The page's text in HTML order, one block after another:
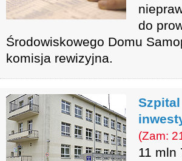
do
Środowiskowego Domu
komisja rewizyjna.
(Zam:
11 mln